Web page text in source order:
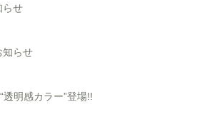
らせ
知らせ
明感カラー”登場!!